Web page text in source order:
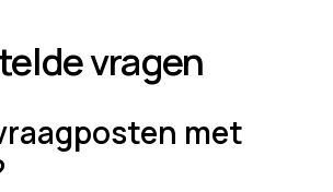
vragen
met